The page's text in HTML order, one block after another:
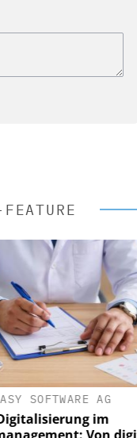
AG
im
Von digitaler